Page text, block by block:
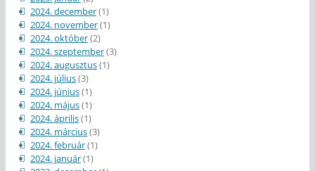
2024. december(1)
2024. november(1)
2024. október(2)
2024. szeptember(3)
2024. augusztus(1)
2024. július(3)
2024. június(1)
2024. május(1)
2024. április(1)
2024. március(3)
2024. február(1)
2024. január(1)